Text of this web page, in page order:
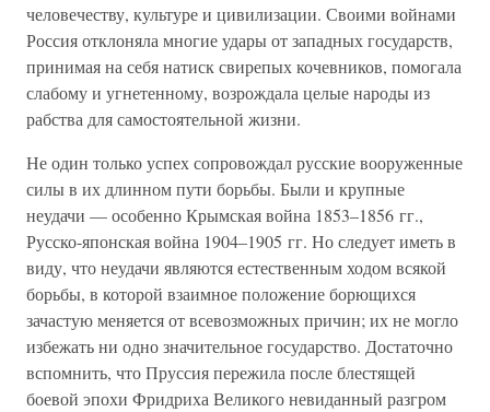
человечеству, культуре и цивилизации. Своими войнами
Россия отклоняла многие удары от западных государств,
принимая на себя натиск свирепых кочевников, помогала
слабому и угнетенному, возрождала целые народы из
рабства для самостоятельной жизни.
Не один только успех сопровождал русские вооруженные
силы в их длинном пути борьбы. Были и крупные
неудачи — особенно Крымская война 1853–1856 гг.,
Русско-японская война 1904–1905 гг. Но следует иметь в
виду, что неудачи являются естественным ходом всякой
борьбы, в которой взаимное положение борющихся
зачастую меняется от всевозможных причин; их не могло
избежать ни одно значительное государство. Достаточно
вспомнить, что Пруссия пережила после блестящей
боевой эпохи Фридриха Великого невиданный разгром